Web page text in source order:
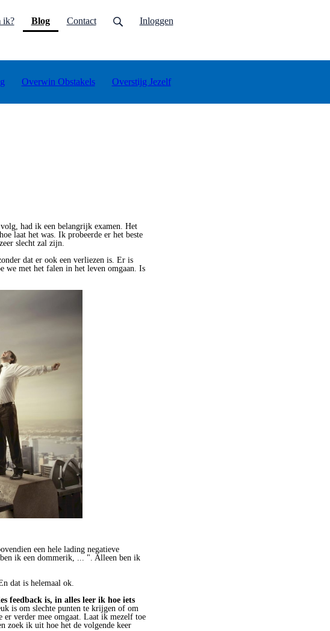
ik? Blog(current)
Contact Inloggen
Overwin Obstakels Overstijg Jezelf
had ik een belangrijk examen. Het
laat het was. Ik probeerde er het beste
slecht zal zijn.
dat er ook een verliezen is. Er is
we met het falen in het leven omgaan. Is
een hele lading negatieve
ik een dommerik, ... ". Alleen ben ik
dat is helemaal ok.
feedback is, in alles leer ik hoe iets
is om slechte punten te krijgen of om
er verder mee omgaat. Laat ik mezelf toe
zoek ik uit hoe het de volgende keer